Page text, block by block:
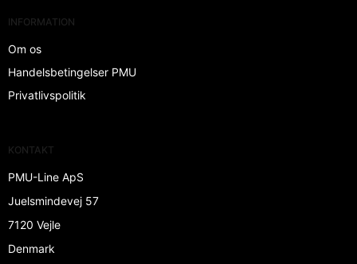
INFORMATION
Om os
Handelsbetingelser PMU
Privatlivspolitik
KONTAKT
PMU-Line ApS
Juelsmindevej 57
7120 Vejle
Denmark